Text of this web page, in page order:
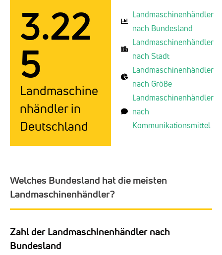
3.22
5
Landmaschine
nhändler in
Deutschland
Landmaschinenhändler
nach Bundesland
Landmaschinenhändler
nach Stadt
Landmaschinenhändler
nach Größe
Landmaschinenhändler
nach
Kommunikationsmittel
Welches Bundesland hat die meisten
Landmaschinenhändler?
Zahl der Landmaschinenhändler nach
Bundesland